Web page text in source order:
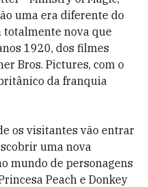
uma era diferente do
totalmente nova que
1920, dos filmes
Bros. Pictures, com o
da franquia
os visitantes vão entrar
uma nova
mundo de personagens
Peach e Donkey